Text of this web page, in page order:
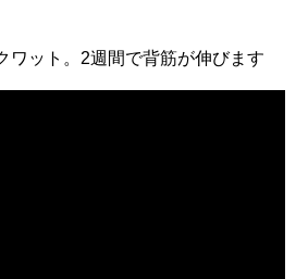
ワット。2週間で背筋が伸びます